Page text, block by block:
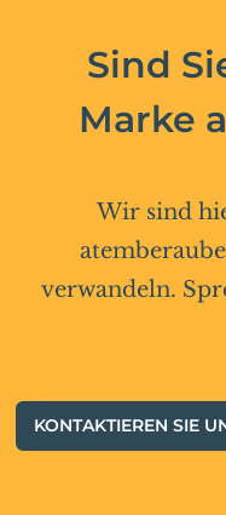
Sind
Marke
Wir sind
verwandeln.
KONTAKTIEREN SIE